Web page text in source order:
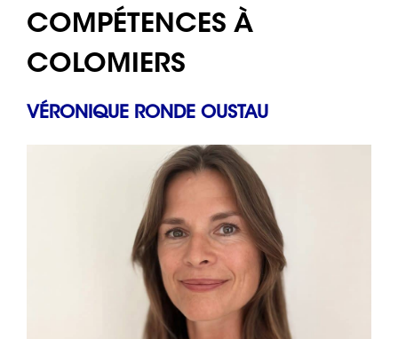
COMPÉTENCES À
COLOMIERS
VÉRONIQUE RONDE OUSTAU